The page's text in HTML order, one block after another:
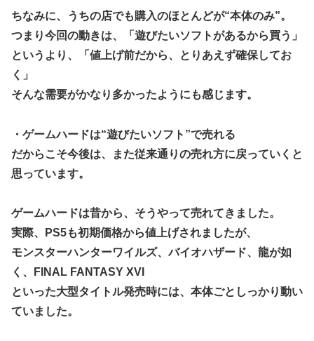
韓国人「真似せずにはいられない日本の展示会の内容がこち
ら…」→「日本はこういうのが本当に上手い…（ﾌﾞﾙﾌﾞﾙ」＝
韓国の反応
ん】【日向坂46】
韓国人「日本市場で現代自動車が月間わずか20台しか売れな
い現実‥」→「ブランド力が通じないのか‥？」
久保史緒里ちゃん、NHKドラマ10 ｢熊は嘘をつかない｣に出
遠藤の涙という苦行に終わりが見えた矢先に菅原が追加され
るという地獄、、、
ちなみに、うちの店でも購入のほとんどが“本体のみ”。
つまり今回の動きは、「遊びたいソフトがあるから買う」
というより、「値上げ前だから、とりあえず確保してお
く」
そんな需要がかなり多かったようにも感じます。
・ゲームハードは“遊びたいソフト”で売れる
だからこそ今後は、また従来通りの売れ方に戻っていくと
思っています。
ゲームハードは昔から、そうやって売れてきました。
実際、PS5も初期価格から値上げされましたが、
モンスターハンターワイルズ、バイオハザード、龍が如
く、FINAL FANTASY XVI
といった大型タイトル発売時には、本体ごとしっかり動い
ていました。